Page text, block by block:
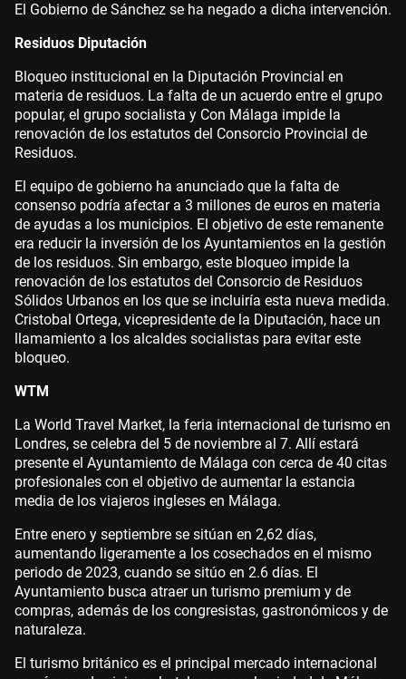
El Gobierno de Sánchez se ha negado a dicha intervención.
Residuos Diputación
Bloqueo institucional en la Diputación Provincial en
materia de residuos. La falta de un acuerdo entre el grupo
popular, el grupo socialista y Con Málaga impide la
renovación de los estatutos del Consorcio Provincial de
Residuos.
El equipo de gobierno ha anunciado que la falta de
consenso podría afectar a 3 millones de euros en materia
de ayudas a los municipios. El objetivo de este remanente
era reducir la inversión de los Ayuntamientos en la gestión
de los residuos. Sin embargo, este bloqueo impide la
renovación de los estatutos del Consorcio de Residuos
Sólidos Urbanos en los que se incluiría esta nueva medida.
Cristobal Ortega, vicepresidente de la Diputación, hace un
llamamiento a los alcaldes socialistas para evitar este
bloqueo.
WTM
La World Travel Market, la feria internacional de turismo en
Londres, se celebra del 5 de noviembre al 7. Allí estará
presente el Ayuntamiento de Málaga con cerca de 40 citas
profesionales con el objetivo de aumentar la estancia
media de los viajeros ingleses en Málaga.
Entre enero y septiembre se sitúan en 2,62 días,
aumentando ligeramente a los cosechados en el mismo
periodo de 2023, cuando se sitúo en 2.6 días. El
Ayuntamiento busca atraer un turismo premium y de
compras, además de los congresistas, gastronómicos y de
naturaleza.
El turismo británico es el principal mercado internacional